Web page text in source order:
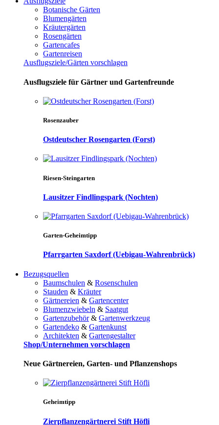
Botanische Gärten
Blumengärten
Kräutergärten
Rosengärten
Gartencafes
Gartenreisen
Ausflugsziele/Gärten vorschlagen
Ausflugsziele für Gärtner und Gartenfreunde
Rosenzauber
Ostdeutscher Rosengarten (Forst)
Riesen-Steingarten
Lausitzer Findlingspark (Nochten)
Garten-Geheimtipp
Pfarrgarten Saxdorf (Uebigau-Wahrenbrück)
Bezugsquellen
Baumschulen & Rosenschulen
Stauden & Kräuter
Gärtnereien & Gartencenter
Blumenzwiebeln & Saatgut
Gartenzubehör& Gartenwerkzeug
Gartendeko & Gartenkunst
Architekten & Gartengestalter
Shop/Unternehmen vorschlagen
Neue Gärtnereien, Garten- und Pflanzenshops
Geheimtipp
Zierpflanzengärtnerei Stift Höfli